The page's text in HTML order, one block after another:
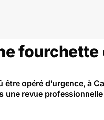
fourchette
opéré d'urgence, à
revue